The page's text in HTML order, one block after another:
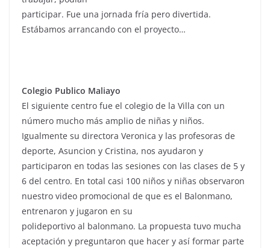
participar. Fue una jornada fría pero divertida.
Estábamos arrancando con el proyecto…
Colegio Publico Maliayo
El siguiente centro fue el colegio de la Villa con un
número mucho más amplio de niñas y niños.
Igualmente su directora Veronica y las profesoras de
deporte, Asuncion y Cristina, nos ayudaron y
participaron en todas las sesiones con las clases de 5 y
6 del centro. En total casi 100 niños y niñas observaron
nuestro video promocional de que es el Balonmano,
entrenaron y jugaron en su
polideportivo al balonmano. La propuesta tuvo mucha
aceptación y preguntaron que hacer y así formar parte